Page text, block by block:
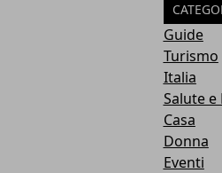
Guide
Turismo
Italia
Salute e
Casa
Donna
Eventi